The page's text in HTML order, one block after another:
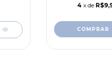
4 x de